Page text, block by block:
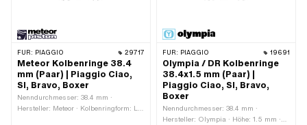
Ring · Kolbenringstoss:
Kolbenbolzen (B): 12 mm
FÜR: PIAGGIO 29717
Meteor Kolbenringe 38.4
mm (Paar) | Piaggio Ciao,
SI, Bravo, Boxer
Nenndurchmesser: 38.4 mm ·
Hersteller: Meteor · Kolbenringform: L-
FÜR: PIAGGIO 19691
Olympia / DR Kolbenringe
38.4x1.5 mm (Paar) |
Piaggio Ciao, SI, Bravo,
Boxer
Nenndurchmesser: 38.4 mm ·
Hersteller: Olympia · Höhe: 1.5 mm ·